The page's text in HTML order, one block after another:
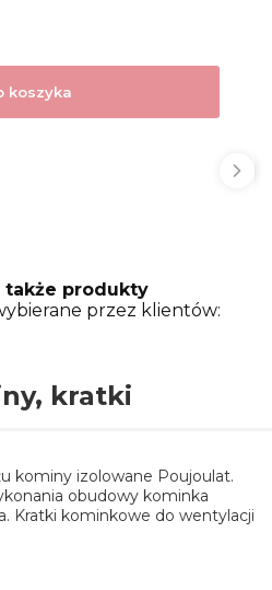
koszyka
także produkty
przez klientów:
kratki
kominy izolowane Poujoulat.
obudowy kominka
Kratki kominkowe do wentylacji